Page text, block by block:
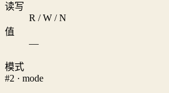
读写
R / W / N
值
—
模式
#2 · mode